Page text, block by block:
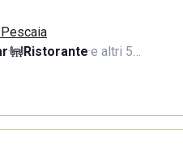
· Ristorante·e altri 5…